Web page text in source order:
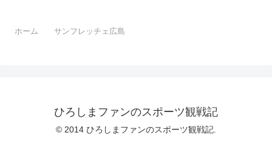
ホーム サンフレッチェ広島
ひろしまファンのスポーツ観戦記
© 2014 ひろしまファンのスポーツ観戦記.